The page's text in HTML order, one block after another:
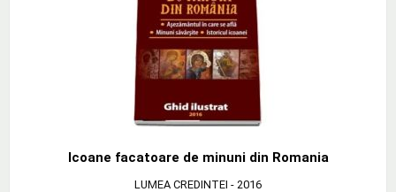
Icoane facatoare de minuni din Romania
LUMEA CREDINTEI - 2016